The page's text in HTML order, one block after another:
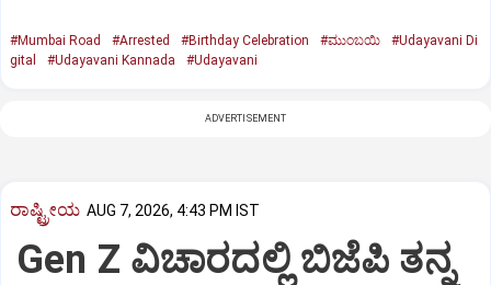
#Mumbai Road #Arrested #Birthday Celebration #ಮುಂಬಯಿ
#Udayavani Di
gital
#Udayavani Kannada #Udayavani
ADVERTISEMENT
ರಾಷ್ಟ್ರೀಯ AUG 7, 2026, 4:43 PM IST
Gen Z ವಿಚಾರದಲ್ಲಿ ಬಿಜೆಪಿ ತನ್ನ